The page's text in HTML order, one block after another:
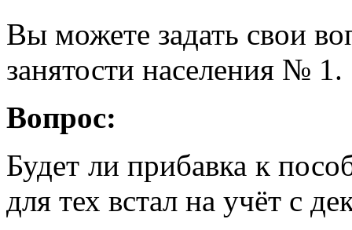
Вы можете задать свои
занятости населения № 1.
Вопрос:
Будет ли прибавка к
для тех встал на учёт с